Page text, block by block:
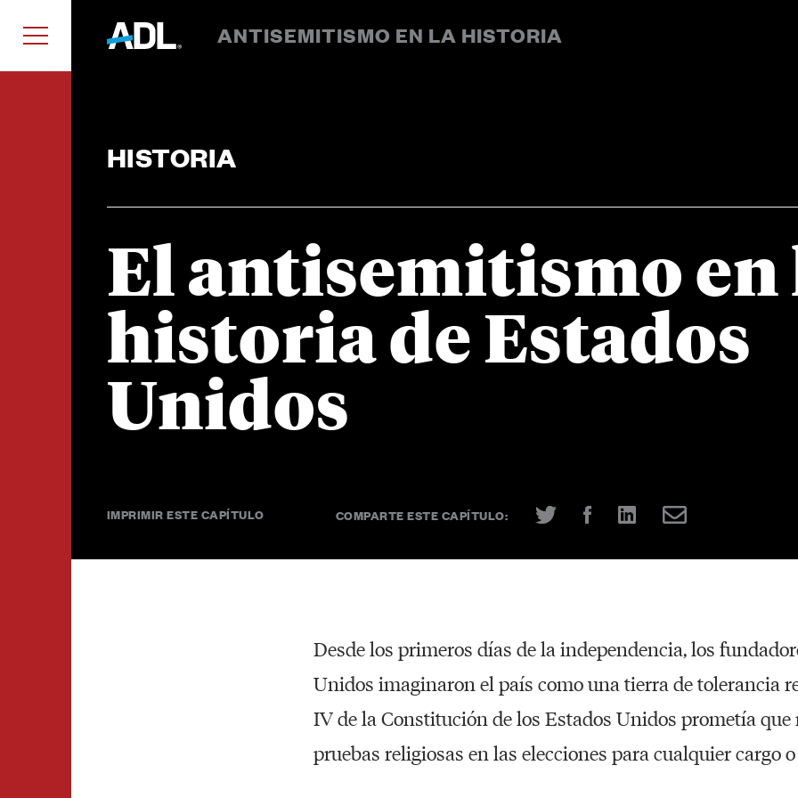
ANTISEMITISMO EN LA HISTORIA
HISTORIA
El antisemitismo en
historia de Estados
Unidos
IMPRIMIR ESTE CAPÍTULO COMPARTE ESTE CAPÍTULO:
Desde los primeros días de la independencia, los
Unidos imaginaron el país como una tierra de tolerancia
IV de la Constitución de los Estados Unidos prometía
pruebas religiosas en las elecciones para cualquier cargo